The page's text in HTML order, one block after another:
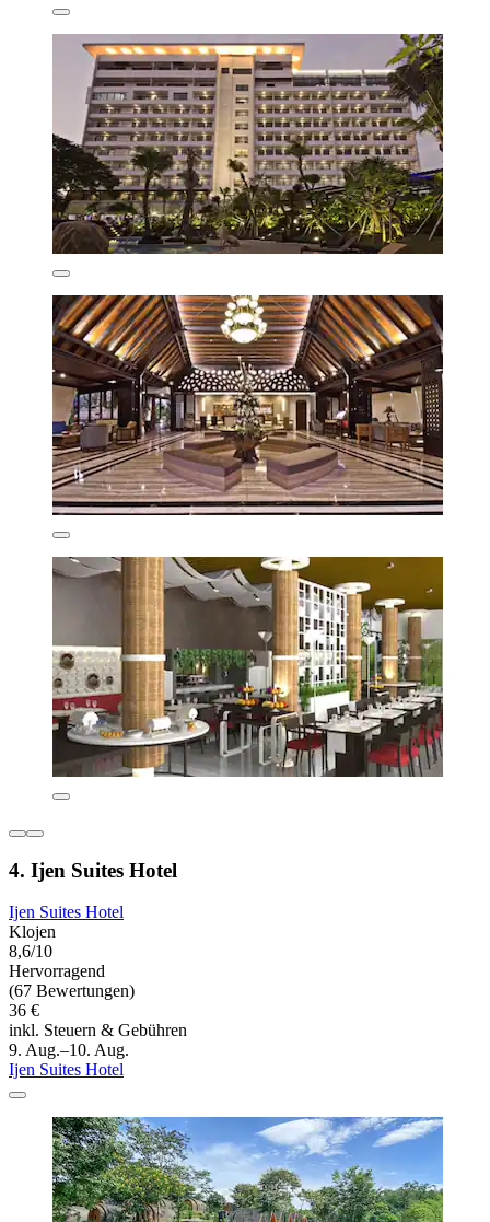
4. Ijen Suites Hotel
Ijen Suites Hotel
Klojen
8,6/10
Hervorragend
(67 Bewertungen)
36 €
inkl. Steuern & Gebühren
9. Aug.–10. Aug.
Ijen Suites Hotel